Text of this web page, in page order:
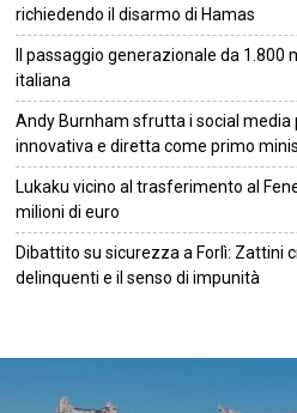
richiedendo il disarmo di Hamas
Il passaggio generazionale da 1.800
italiana
Andy Burnham sfrutta i social media
innovativa e diretta come primo
Lukaku vicino al trasferimento al
milioni di euro
Dibattito su sicurezza a Forlì: Zattini
delinquenti e il senso di impunità